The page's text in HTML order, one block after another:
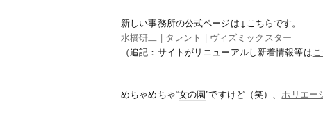
新しい事務所の公式ページは↓こちらです。
水橋研二 | タレント | ヴィズミックスター
（追記：サイトがリニューアルし新着情報等は
めちゃめちゃ“女の園”ですけど（笑）、ホリエー